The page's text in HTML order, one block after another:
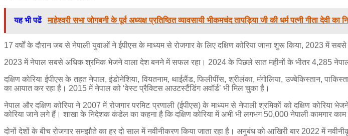
यह भी पढें माहेश्वरी सभा जोगबनी के पूर्व अध्यक्ष प्रतिष्ठित व्यावसायी भीकमचंद तापड़िया जी की धर्म पत्नी गीता देवी का
17 वर्षों के दौरान जब से नेपाली युवाओं ने ईपीएस के माध्यम से रोजगार के लिए दक्षिण कोरिया जाना शुरू किया, 2023 में
2023 में नेपाल सबसे अधिक श्रमिक भेजने वाला देश बनने में सफल रहा। 2024 के पिछले सात महीनों के भीतर 4,285 नेपाली
दक्षिण कोरिया ईपीएस के तहत नेपाल, इंडोनेशिया, वियतनाम, थाईलैंड, फिलीपींस, श्रीलंका, मंगोलिया, उज्बेकिस्तान,
का आयात कर रहा है। 2015 में नेपाल को ‘वेस्ट प्रैक्टिस आउटस्टैंडिंग अवॉर्ड’ भी मिल चुका है।
नेपाल और दक्षिण कोरिया ने 2007 में रोजगार परमिट प्रणाली (ईपीएस) के माध्यम से नेपाली श्रमिकों को दक्षिण
कोरिया जाने लगे हैं। शाखा के निदेशक कंडेल का कहना है कि दक्षिण कोरिया में अभी भी लगभग 50,000 नेपाली कामगार
दोनों देशों के बीच रोजगार समझौते का हर दो साल में नवीनीकरण किया जाता रहा है। अनुबंध को आखिरी बार 2022 में